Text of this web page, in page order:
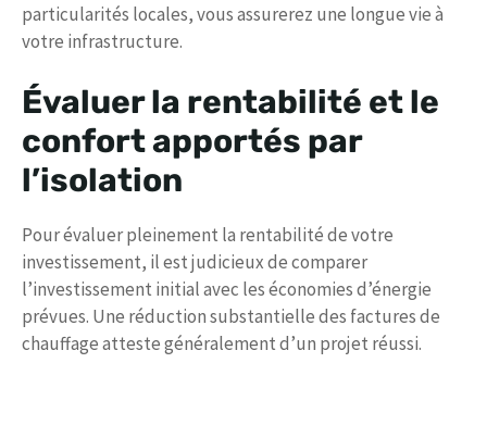
particularités locales, vous assurerez une longue vie à
votre infrastructure.
Évaluer la rentabilité et le
confort apportés par
l’isolation
Pour évaluer pleinement la rentabilité de votre
investissement, il est judicieux de comparer
l’investissement initial avec les économies d’énergie
prévues. Une réduction substantielle des factures de
chauffage atteste généralement d’un projet réussi.